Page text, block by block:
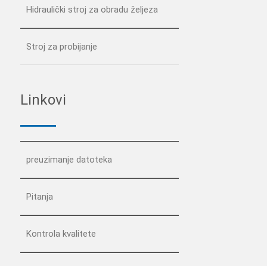
Hidraulički stroj za obradu željeza
Stroj za probijanje
Linkovi
preuzimanje datoteka
Pitanja
Kontrola kvalitete